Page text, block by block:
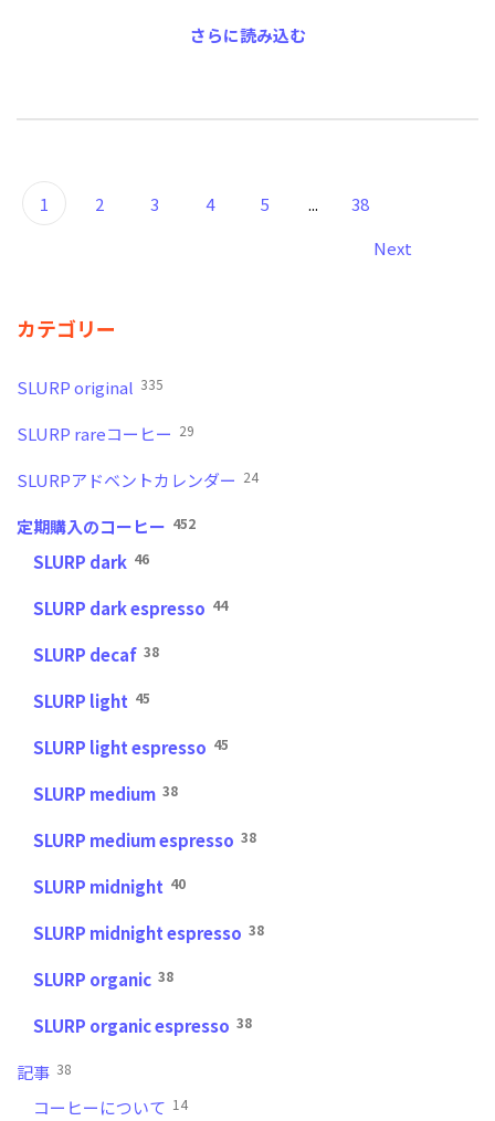
さらに読み込む
1 2 3 4 5 ...
38
Next
カテゴリー
SLURP original 335
SLURP rareコーヒー 29
SLURPアドベントカレンダー 24
定期購入のコーヒー 452
SLURP dark 46
SLURP dark espresso 44
SLURP decaf 38
SLURP light 45
SLURP light espresso 45
SLURP medium 38
SLURP medium espresso 38
SLURP midnight 40
SLURP midnight espresso 38
SLURP organic 38
SLURP organic espresso 38
記事 38
コーヒーについて 14